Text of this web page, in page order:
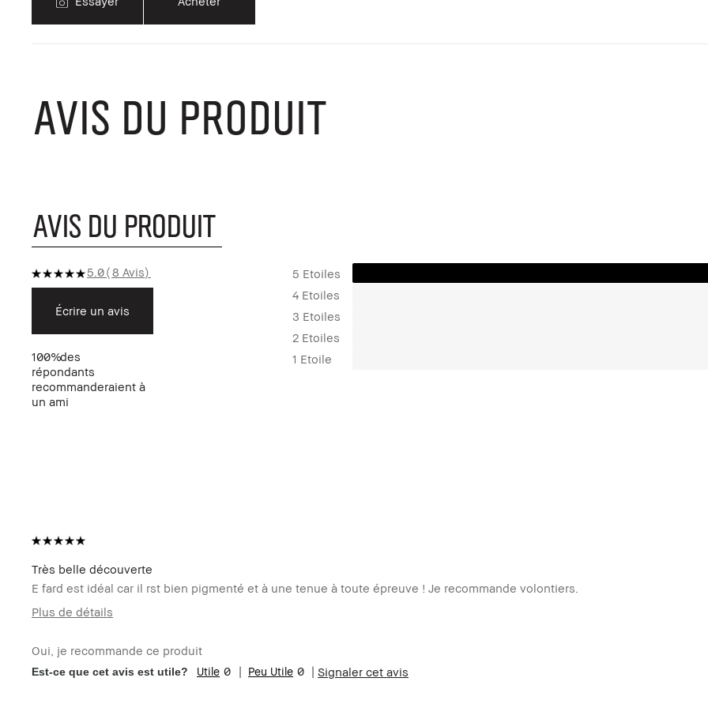
AVIS DU PRODUIT
AVIS DU PRODUIT
5.0 8 Avis
Écrire un avis
100%des
répondants
recommanderaient à
un ami
5 Etoiles
4 Etoiles
3 Etoiles
2 Etoiles
1 Etoile
Très belle découverte
E fard est idéal car il rst bien pigmenté et à une tenue à toute épreuve ! Je recommande volontiers.
Plus de détails
Type de peau
sèche
Carnation
très claire - neutre
Oui, je recommande ce produit
Est-ce que cet avis est utile? 0 0 Signaler cet avis